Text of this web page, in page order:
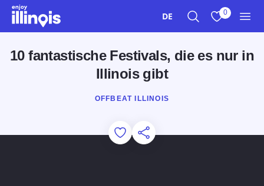
Zum Hauptinhalt springen
DE 0
10 fantastische Festivals, die es nur in
Illinois gibt
OFFBEAT ILLINOIS
Add to Favorites
Diese Seite teilen